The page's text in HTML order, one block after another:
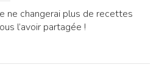
ne changerai plus de recettes
l’avoir partagée !